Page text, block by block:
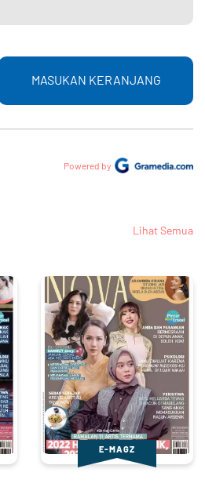
MASUKAN KERANJANG
Powered by
Lihat Semua
E-MAGZ